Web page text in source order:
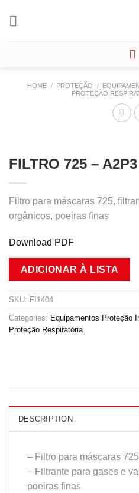
HOME / PROTEÇÃO /
PROTEÇÃO
FILTRO 725 – A2P3
Filtro para máscaras 725,
orgânicos, poeiras finas
Download PDF
ADICIONAR À LISTA
SKU: FI1404
Categories: Equipamentos Proteção
Proteção Respiratória
DESCRIPTION
– Filtro para máscaras 725
– Filtrante para gases e
poeiras finas